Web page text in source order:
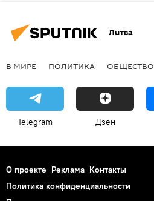
Литва
В МИРЕ ПОЛИТИКА ОБЩЕСТВО
Telegram Дзен
О проекте Реклама Контакты
Политика конфиденциальности